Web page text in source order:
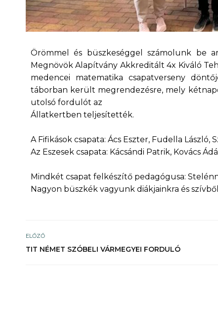
Örömmel és büszkeséggel számolunk be
Megnövök Alapítvány Akkreditált 4x Kiváló
medencei matematika csapatverseny
táborban került megrendezésre, mely
utolsó fordulót az
Állatkertben teljesítették.
A Fifikások csapata: Ács Eszter, Fudella László,
Az Eszesek csapata: Kácsándi Patrik, Kovács
Mindkét csapat felkészítő pedagógusa:
Nagyon büszkék vagyunk diákjainkra és
ELŐZŐ
TIT NÉMET SZÓBELI VÁRMEGYEI FORDULÓ